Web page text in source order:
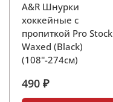
A&R Шнурки
хоккейные с
пропиткой Pro Stock
Waxed (Black)
(108''-274см)
490 ₽